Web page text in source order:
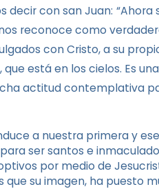
decir con san Juan: “Ahora
reconoce como
con Cristo, a su
está en los cielos. Es
actitud contemplativa
a nuestra primera y
ser santos e
por medio de
su imagen, ha puesto